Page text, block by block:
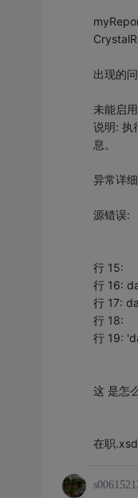
出现的问
未能启
说明: 执
息。
异常详
源错误:
行 15:
行 16:
行 17:
行 18:
行 19:
这 是怎
在职.xsd